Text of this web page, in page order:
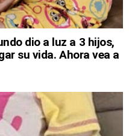
dio a luz a 3 hijos,
su vida. Ahora vea a